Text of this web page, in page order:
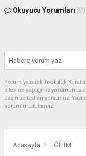
Okuyucu Yorumları (0)
Yorum yazarak Topluluk
sitesine yaptığınız
başınıza üstleniyorsunuz.
sorumlu tutulamaz.
Anasayfa EĞİTİM